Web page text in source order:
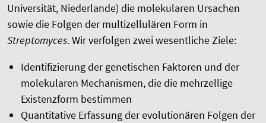
Universität, Niederlande) die molekularen Ursachen
sowie die Folgen der multizellulären Form in
Streptomyces. Wir verfolgen zwei wesentliche Ziele:
Identifizierung der genetischen Faktoren und der
molekularen Mechanismen, die die mehrzellige
Existenzform bestimmen
Quantitative Erfassung der evolutionären Folgen der